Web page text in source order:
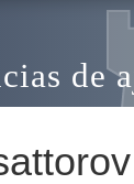
de